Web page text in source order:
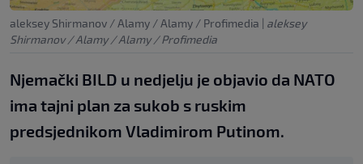
aleksey Shirmanov / Alamy / Alamy / Profimedia | aleksey
Shirmanov / Alamy / Alamy / Profimedia
Njemački BILD u nedjelju je objavio da NATO
ima tajni plan za sukob s ruskim
predsjednikom Vladimirom Putinom.